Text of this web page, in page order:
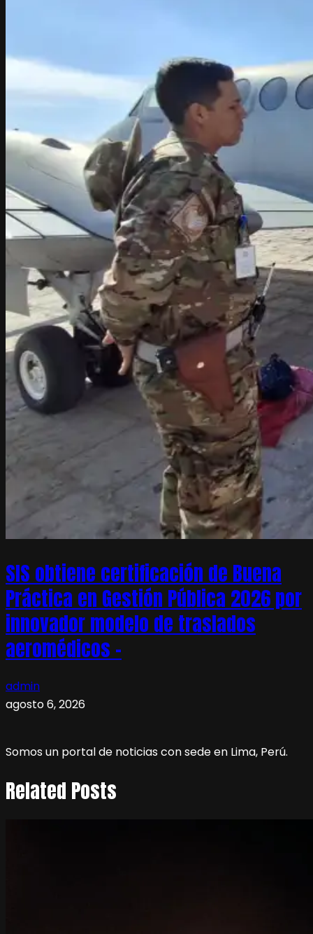
SIS obtiene certificación de Buena
Práctica en Gestión Pública 2026 por
innovador modelo de traslados
aeromédicos –
admin
agosto 6, 2026
Somos un portal de noticias con sede en Lima, Perú.
Related Posts